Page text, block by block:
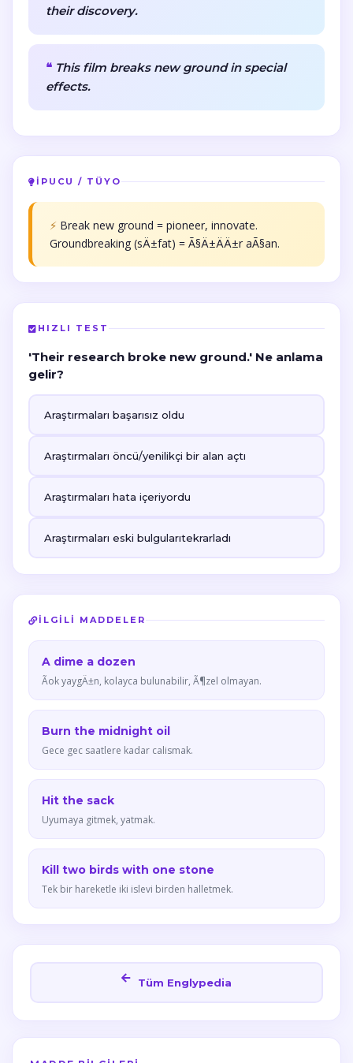
their discovery.
This film breaks new ground in special
effects.
İPUCU / TÜYO
⚡ Break new ground = pioneer, innovate.
Groundbreaking (sÄ±fat) = Ã§Ä±ÄÄ±r aÃ§an.
HIZLI TEST
'Their research broke new ground.' Ne anlama
gelir?
Araştırmaları başarısız oldu
Araştırmaları öncü/yenilikçi bir alan açtı
Araştırmaları hata içeriyordu
Araştırmaları eski bulgularıtekrarladı
İLGILI MADDELER
A dime a dozen
Ãok yaygÄ±n, kolayca bulunabilir, Ã¶zel olmayan.
Burn the midnight oil
Gece gec saatlere kadar calismak.
Hit the sack
Uyumaya gitmek, yatmak.
Kill two birds with one stone
Tek bir hareketle iki islevi birden halletmek.
Tüm Englypedia